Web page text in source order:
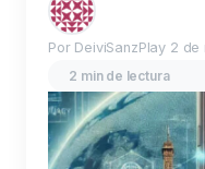
Por DeiviSanzPlay 2 de
2 min de lectura